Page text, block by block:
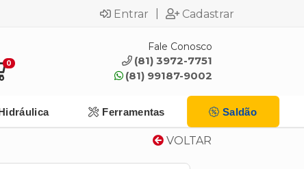
Entrar Cadastrar
0
Fale Conosco
(81) 3972-7751
(81) 99187-9002
Ferramentas Saldão
VOLTAR